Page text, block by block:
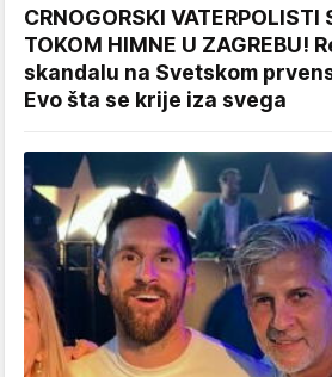
CRNOGORSKI VATERPOLISTI
TOKOM HIMNE U ZAGREBU!
skandalu na Svetskom
Evo šta se krije iza svega